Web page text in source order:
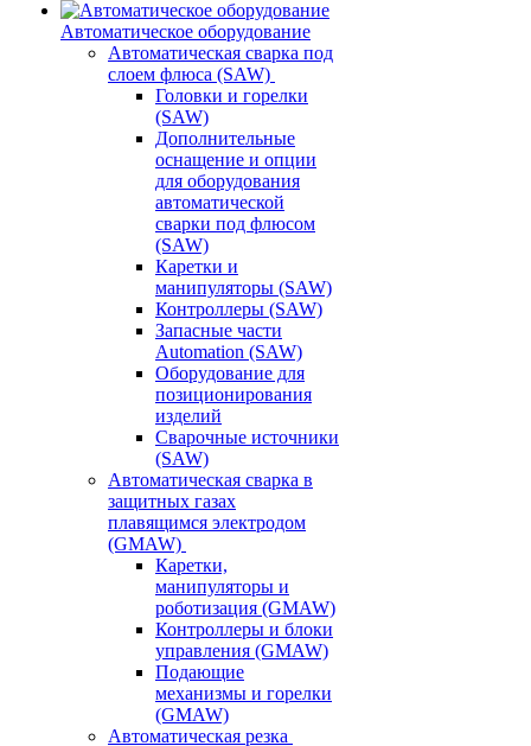
Автоматическое оборудование
Автоматическая сварка под
слоем флюса (SAW)
Головки и горелки
(SAW)
Дополнительные
оснащение и опции
для оборудования
автоматической
сварки под флюсом
(SAW)
Каретки и
манипуляторы (SAW)
Контроллеры (SAW)
Запасные части
Automation (SAW)
Оборудование для
позиционирования
изделий
Сварочные источники
(SAW)
Автоматическая сварка в
защитных газах
плавящимся электродом
(GMAW)
Каретки,
манипуляторы и
роботизация (GMAW)
Контроллеры и блоки
управления (GMAW)
Подающие
механизмы и горелки
(GMAW)
Автоматическая резка